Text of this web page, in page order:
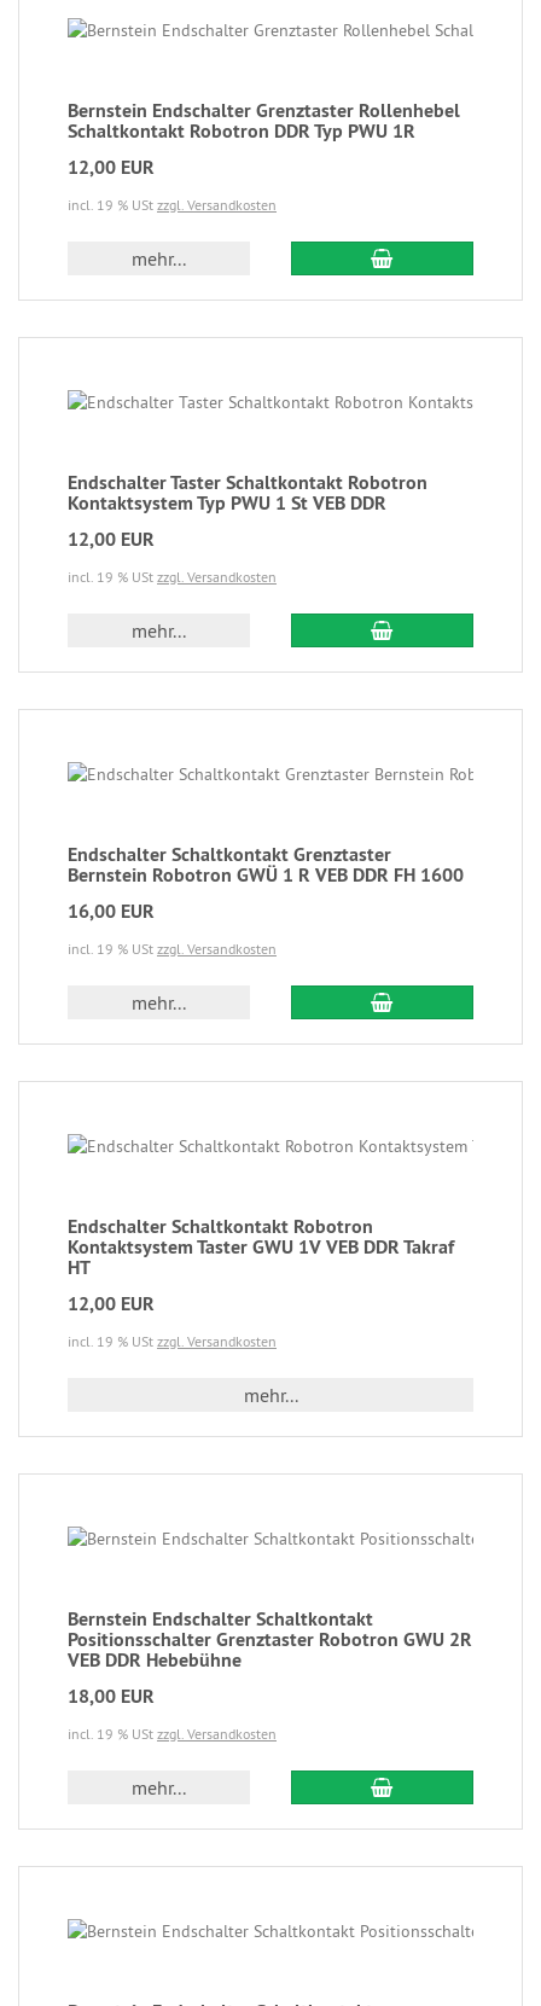
Bernstein Endschalter Grenztaster Rollenhebel
Schaltkontakt Robotron DDR Typ PWU 1R
12,00 EUR
incl. 19 % USt zzgl. Versandkosten
mehr...
Endschalter Taster Schaltkontakt Robotron
Kontaktsystem Typ PWU 1 St VEB DDR
12,00 EUR
incl. 19 % USt zzgl. Versandkosten
mehr...
Endschalter Schaltkontakt Grenztaster
Bernstein Robotron GWÜ 1 R VEB DDR FH 1600
16,00 EUR
incl. 19 % USt zzgl. Versandkosten
mehr...
Endschalter Schaltkontakt Robotron
Kontaktsystem Taster GWU 1V VEB DDR Takraf
HT
12,00 EUR
incl. 19 % USt zzgl. Versandkosten
mehr...
Bernstein Endschalter Schaltkontakt
Positionsschalter Grenztaster Robotron GWU 2R
VEB DDR Hebebühne
18,00 EUR
incl. 19 % USt zzgl. Versandkosten
mehr...